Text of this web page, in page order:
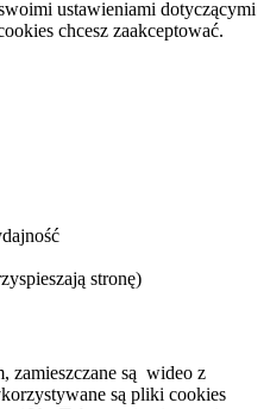
ustawieniami dotyczącymi
chcesz zaakceptować.
stronę)
zamieszczane są wideo z
są pliki cookies